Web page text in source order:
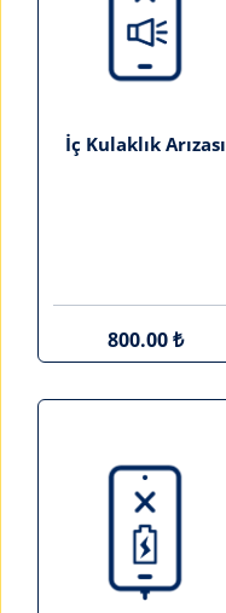
İç Kulaklık Arızası
800.00 ₺